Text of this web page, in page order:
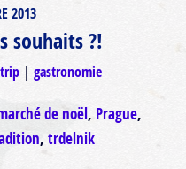
2013
souhaits ?!
gastronomie
de noël, Prague,
, trdelnik